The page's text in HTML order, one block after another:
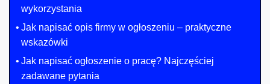
wykorzystania
Jak napisać opis firmy w ogłoszeniu – praktyczne
wskazówki
Jak napisać ogłoszenie o pracę? Najczęściej
zadawane pytania